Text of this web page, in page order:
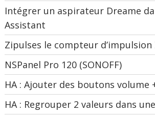
Intégrer un aspirateur Dreame
Assistant
Zipulses le compteur d’impulsion
NSPanel Pro 120 (SONOFF)
HA : Ajouter des boutons volume
HA : Regrouper 2 valeurs dans